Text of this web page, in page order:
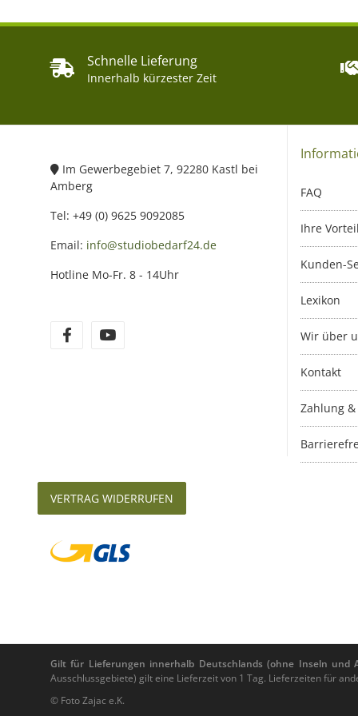
Schnelle Lieferung
Innerhalb kürzester Zeit
Im Gewerbegebiet 7, 92280 Kastl bei
Amberg
Tel: +49 (0) 9625 9092085
Email: info@studiobedarf24.de
Hotline Mo-Fr. 8 - 14Uhr
FAQ
Ihre
Kunden-
Lexikon
Wir über
Kontakt
Zahlung &
VERTRAG WIDERRUFEN
Gilt für Lieferungen innerhalb Deutschlands (ohne Inseln und
Ausschlussgebiete) gilt eine Lieferzeit von 1 Tag. Lieferzeiten für
© Foto Zajac e.K.